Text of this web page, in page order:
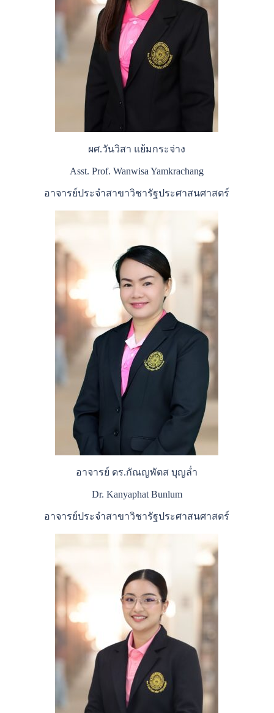
ผศ.วันวิสา แย้มกระจ่าง
Asst. Prof. Wanwisa Yamkrachang
อาจารย์ประจำสาขาวิชารัฐประศาสนศาสตร์
อาจารย์ ดร.กัณญพัตส บุญล่ำ
Dr. Kanyaphat Bunlum
อาจารย์ประจำสาขาวิชารัฐประศาสนศาสตร์